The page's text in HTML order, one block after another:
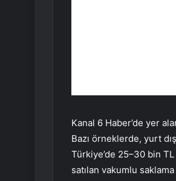
Kanal 6 Haber’de yer
Bazı örneklerde, yurt
Türkiye’de 25–30 bin
satılan vakumlu